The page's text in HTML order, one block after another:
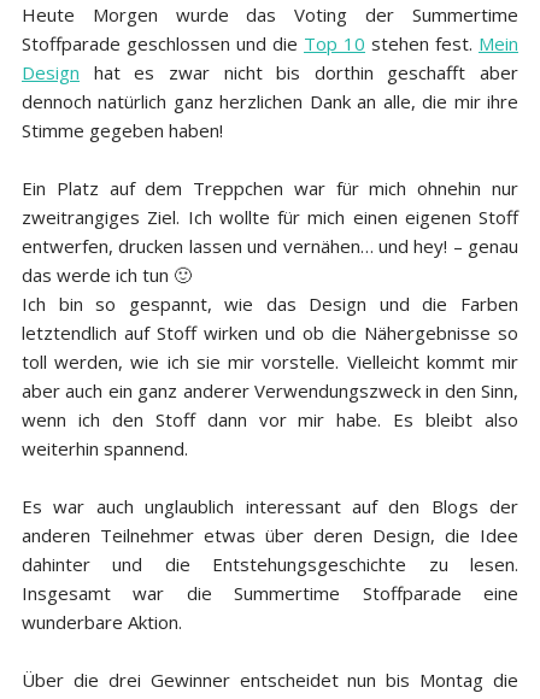
Heute Morgen wurde das Voting der Summertime
Stoffparade geschlossen und die Top 10 stehen fest. Mein
Design hat es zwar nicht bis dorthin geschafft aber
dennoch natürlich ganz herzlichen Dank an alle, die mir ihre
Stimme gegeben haben!
Ein Platz auf dem Treppchen war für mich ohnehin nur
zweitrangiges Ziel. Ich wollte für mich einen eigenen Stoff
entwerfen, drucken lassen und vernähen… und hey! – genau
das werde ich tun 🙂
Ich bin so gespannt, wie das Design und die Farben
letztendlich auf Stoff wirken und ob die Nähergebnisse so
toll werden, wie ich sie mir vorstelle. Vielleicht kommt mir
aber auch ein ganz anderer Verwendungszweck in den Sinn,
wenn ich den Stoff dann vor mir habe. Es bleibt also
weiterhin spannend.
Es war auch unglaublich interessant auf den Blogs der
anderen Teilnehmer etwas über deren Design, die Idee
dahinter und die Entstehungsgeschichte zu lesen.
Insgesamt war die Summertime Stoffparade eine
wunderbare Aktion.
Über die drei Gewinner entscheidet nun bis Montag die